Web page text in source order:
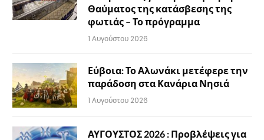
Θαύματος της κατάσβεσης της
φωτιάς – Το πρόγραμμα
1 Αυγούστου 2026
Εύβοια: Το Αλωνάκι μετέφερε την
παράδοση στα Κανάρια Νησιά
1 Αυγούστου 2026
ΑΥΓΟΥΣΤΟΣ 2026 : Προβλέψεις για